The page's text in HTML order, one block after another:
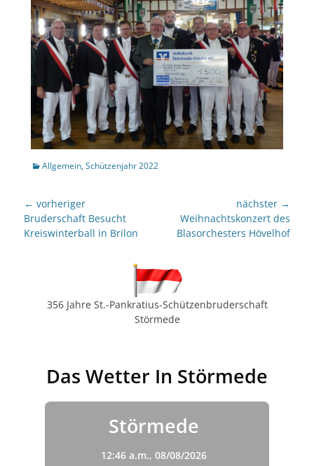
Kategorien
Allgemein, Schützenjahr 2022
Beitragsnavigation
← vorheriger
Vorheriger
Beitrag:
Bruderschaft Besucht
Kreiswinterball in Brilon
nächster →
nächster
Beitrag:
Weihnachtskonzert des
Blasorchesters Hövelhof
356 Jahre St.-Pankratius-Schützenbruderschaft
Störmede
Das Wetter In Störmede
Störmede
12:46 a.m., 08/08/2026